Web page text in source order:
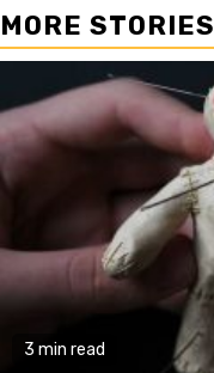
MORE STORIES
3 min read